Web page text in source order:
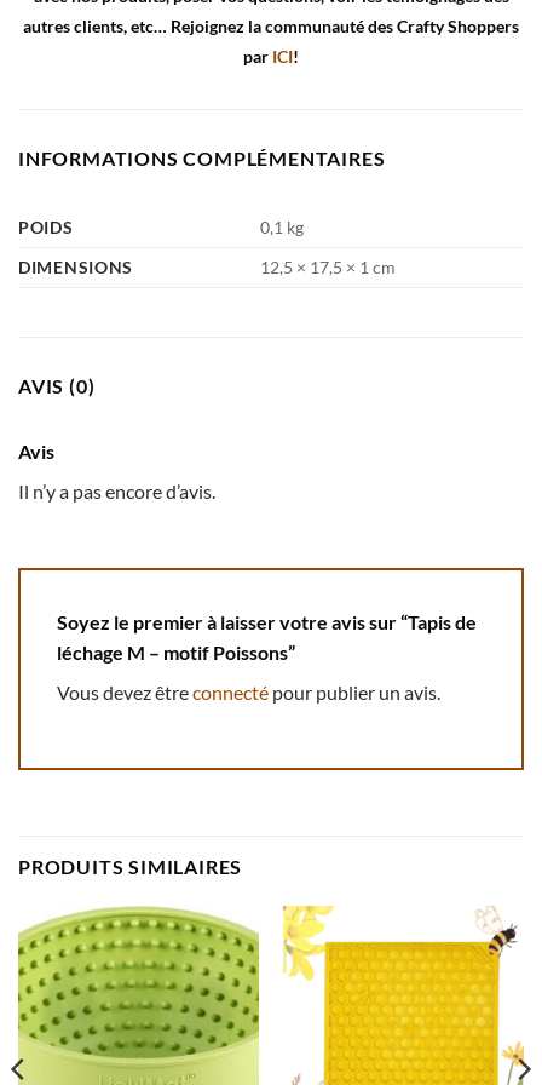
autres clients, etc… Rejoignez la communauté des Crafty Shoppers
par ICI!
INFORMATIONS COMPLÉMENTAIRES
POIDS
0,1 kg
DIMENSIONS
12,5 × 17,5 × 1 cm
AVIS (0)
Avis
Il n’y a pas encore d’avis.
Soyez le premier à laisser votre avis sur “Tapis de
léchage M – motif Poissons”
Vous devez êtreconnecté pour publier un avis.
PRODUITS SIMILAIRES